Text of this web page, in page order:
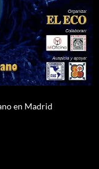
en Madrid